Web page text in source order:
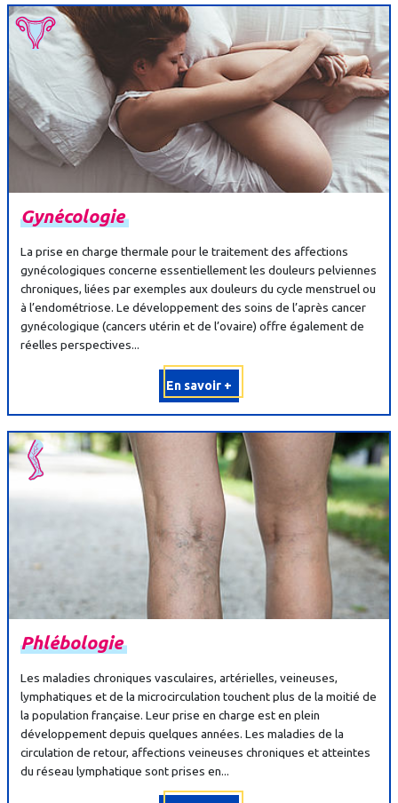
Gynécologie
La prise en charge thermale pour le traitement des affections
gynécologiques concerne essentiellement les douleurs pelviennes
chroniques, liées par exemples aux douleurs du cycle menstruel ou
à l’endométriose. Le développement des soins de l’après cancer
gynécologique (cancers utérin et de l’ovaire) offre également de
réelles perspectives...
En savoir +
Phlébologie
Les maladies chroniques vasculaires, artérielles, veineuses,
lymphatiques et de la microcirculation touchent plus de la moitié de
la population française. Leur prise en charge est en plein
développement depuis quelques années. Les maladies de la
circulation de retour, affections veineuses chroniques et atteintes
du réseau lymphatique sont prises en...